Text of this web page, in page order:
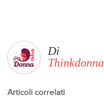
Di
Thinkdonna
Articoli correlati